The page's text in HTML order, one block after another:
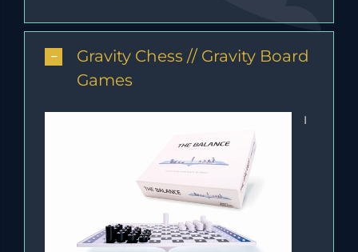
Gravity Chess // Gravity Board
Games
I